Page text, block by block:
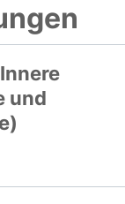
und